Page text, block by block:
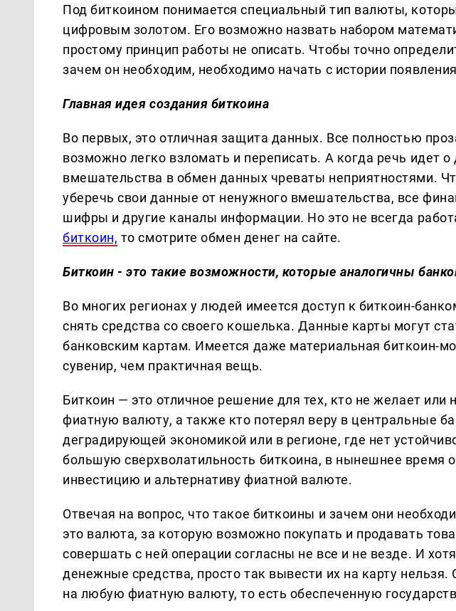
Под биткоином понимается специальный тип валюты,
цифровым золотом. Его возможно назвать набором
простому принцип работы не описать. Чтобы точно
зачем он необходим, необходимо начать с истории
Главная идея создания биткоина
Во первых, это отличная защита данных. Все полностью
возможно легко взломать и переписать. А когда речь идет
вмешательства в обмен данных чреваты неприятностями.
уберечь свои данные от ненужного вмешательства, все
шифры и другие каналы информации. Но это не всегда
биткоин, то смотрите обмен денег на сайте.
Биткоин - это такие возможности, которые аналогичны
Во многих регионах у людей имеется доступ к биткоин-
снять средства со своего кошелька. Данные карты могут
банковским картам. Имеется даже материальная биткоин-
сувенир, чем практичная вещь.
Биткоин — это отличное решение для тех, кто не желает или
фиатную валюту, а также кто потерял веру в центральные
деградирующей экономикой или в регионе, где нет
большую сверхволатильность биткоина, в нынешнее время
инвестицию и альтернативу фиатной валюте.
Отвечая на вопрос, что такое биткоины и зачем они
это валюта, за которую возможно покупать и продавать
совершать с ней операции согласны не все и не везде. И
денежные средства, просто так вывести их на карту
на любую фиатную валюту, то есть обеспеченную